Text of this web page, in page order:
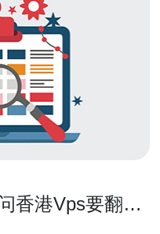
香港Vps要翻墙